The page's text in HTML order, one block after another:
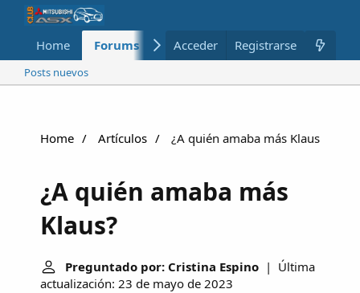
Home Forums Nuevo Miembros
Acceder Registrarse
Posts nuevos
Home Artículos ¿A quién amaba más Klaus?
¿A quién amaba más
Klaus?
Preguntado por: Cristina Espino | Última
actualización: 23 de mayo de 2023